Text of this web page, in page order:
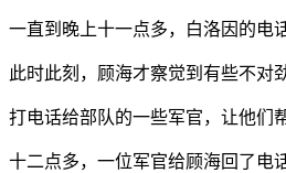
一直到晚上十一点多，白洛因的电
此时此刻，顾海才察觉到有些不对劲
打电话给部队的一些军官，让他们
十二点多，一位军官给顾海回了电话